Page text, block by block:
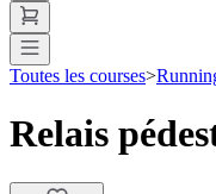
Toutes les courses>
Relais